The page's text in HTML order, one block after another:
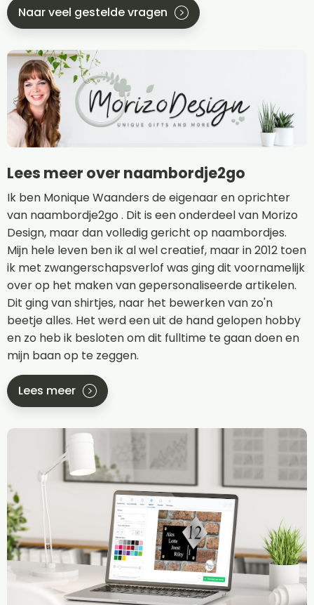
Naar veel gestelde vragen
Lees meer over naambordje2go
Ik ben Monique Waanders de eigenaar en oprichter
van naambordje2go . Dit is een onderdeel van Morizo
Design, maar dan volledig gericht op naambordjes.
Mijn hele leven ben ik al wel creatief, maar in 2012 toen
ik met zwangerschapsverlof was ging dit voornamelijk
over op het maken van gepersonaliseerde artikelen.
Dit ging van shirtjes, naar het bewerken van zo'n
beetje alles. Het werd een uit de hand gelopen hobby
en zo heb ik besloten om dit fulltime te gaan doen en
mijn baan op te zeggen.
Lees meer